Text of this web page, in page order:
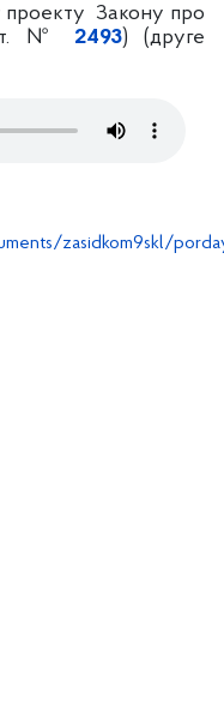
проекту Закону про
№ 2493) (друге
zasidkom9skl/